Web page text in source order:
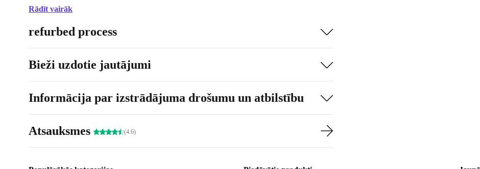
Rādīt vairāk
refurbed process
Bieži uzdotie jautājumi
Informācija par izstrādājuma drošumu un atbilstību
Atsauksmes (4.6)